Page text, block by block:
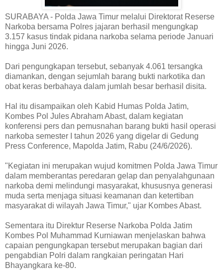
SURABAYA - Polda Jawa Timur melalui Direktorat Reserse
Narkoba bersama Polres jajaran berhasil mengungkap
3.157 kasus tindak pidana narkoba selama periode Januari
hingga Juni 2026.
Dari pengungkapan tersebut, sebanyak 4.061 tersangka
diamankan, dengan sejumlah barang bukti narkotika dan
obat keras berbahaya dalam jumlah besar berhasil disita.
Hal itu disampaikan oleh Kabid Humas Polda Jatim,
Kombes Pol Jules Abraham Abast, dalam kegiatan
konferensi pers dan pemusnahan barang bukti hasil operasi
narkoba semester I tahun 2026 yang digelar di Gedung
Press Conference, Mapolda Jatim, Rabu (24/6/2026).
"Kegiatan ini merupakan wujud komitmen Polda Jawa Timur
dalam memberantas peredaran gelap dan penyalahgunaan
narkoba demi melindungi masyarakat, khususnya generasi
muda serta menjaga situasi keamanan dan ketertiban
masyarakat di wilayah Jawa Timur," ujar Kombes Abast.
Sementara itu Direktur Reserse Narkoba Polda Jatim
Kombes Pol Muhammad Kurniawan menjelaskan bahwa
capaian pengungkapan tersebut merupakan bagian dari
pengabdian Polri dalam rangkaian peringatan Hari
Bhayangkara ke-80.